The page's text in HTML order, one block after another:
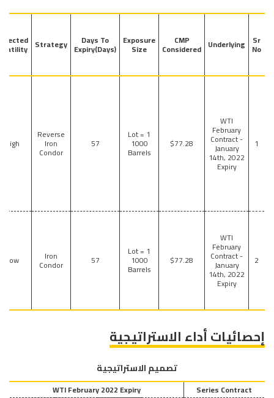
Sr
No
Underlying
CMP
Considered
Exposure
Size
Days To
Expiry(Days)
Strategy
1
WTI
February
Contract -
January
14th, 2022
Expiry
$77.28
1 Lot =
1000
Barrels
57
Reverse
Iron
Condor
High
2
WTI
February
Contract -
January
14th, 2022
Expiry
$77.28
1 Lot =
1000
Barrels
57
Iron
Condor
Low
إحصائيات أداء الاستراتيجية
تصميم الاستراتيجية
Series Contract
WTI February 2022 Expiry